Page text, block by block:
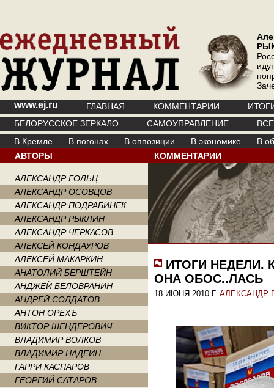
www.ej.ru ГЛАВНАЯ КОММЕНТАРИИ
БЕЛОРУССКОЕ ЗЕРКАЛО
САМОУПРАВЛЕНИЕ
В Кремле
В погонах В оппозиции В экономике
В
АВТОРЫ
АЛЕКСАНДР ГОЛЬЦ
АЛЕКСАНДР ОСОВЦОВ
АЛЕКСАНДР ПОДРАБИНЕК
АЛЕКСАНДР РЫКЛИН
АЛЕКСАНДР ЧЕРКАСОВ
АЛЕКСЕЙ КОНДАУРОВ
АЛЕКСЕЙ МАКАРКИН
АНАТОЛИЙ БЕРШТЕЙН
АНДЖЕЙ БЕЛОВРАНИН
АНДРЕЙ СОЛДАТОВ
АНТОН ОРЕХЪ
ВИКТОР ШЕНДЕРОВИЧ
ВЛАДИМИР ВОЛКОВ
ВЛАДИМИР НАДЕИН
ГАРРИ КАСПАРОВ
ГЕОРГИЙ САТАРОВ
КОММЕНТАРИИ
ИТОГИ НЕДЕЛИ.
ОНА ОБОС..ЛАСЬ
18 ИЮНЯ 2010 Г. АЛЕКСАНДР